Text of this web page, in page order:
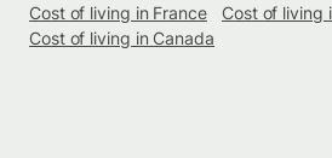
Cost of living in France
Cost of living
Cost of living in Canada